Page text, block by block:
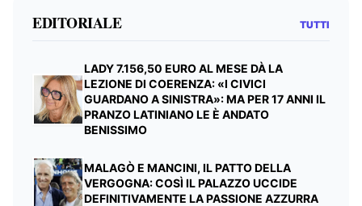
EDITORIALE TUTTI
LADY 7.156,50 EURO AL MESE DÀ LA
LEZIONE DI COERENZA: «I CIVICI
GUARDANO A SINISTRA»: MA PER 17 ANNI IL
PRANZO LATINIANO LE È ANDATO
BENISSIMO
MALAGÒ E MANCINI, IL PATTO DELLA
VERGOGNA: COSÌ IL PALAZZO UCCIDE
DEFINITIVAMENTE LA PASSIONE AZZURRA